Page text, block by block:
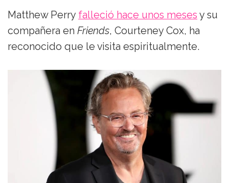
Matthew Perry falleció hace unos meses y su
compañera en Friends, Courteney Cox, ha
reconocido que le visita espiritualmente.